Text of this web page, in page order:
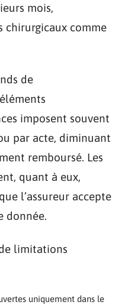
mois,
chirurgicaux comme
de
imposent souvent
par acte, diminuant
remboursé. Les
quant à eux,
l’assureur accepte
donnée.
limitations
uniquement dans le